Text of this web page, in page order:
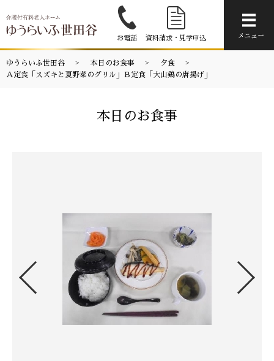
お電話 資料請求・見学申込 メニュー
ゆうらいふ世田谷 本日のお食事
夕食
Ａ定食「スズキと夏野菜のグリル」Ｂ定食「大山鶏の唐揚げ」
本日のお食事